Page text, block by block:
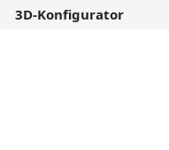
3D-Konfigurator